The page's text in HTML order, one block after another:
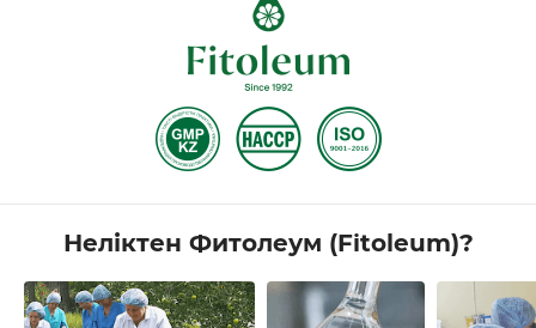
Неліктен Фитолеум (Fitoleum)?